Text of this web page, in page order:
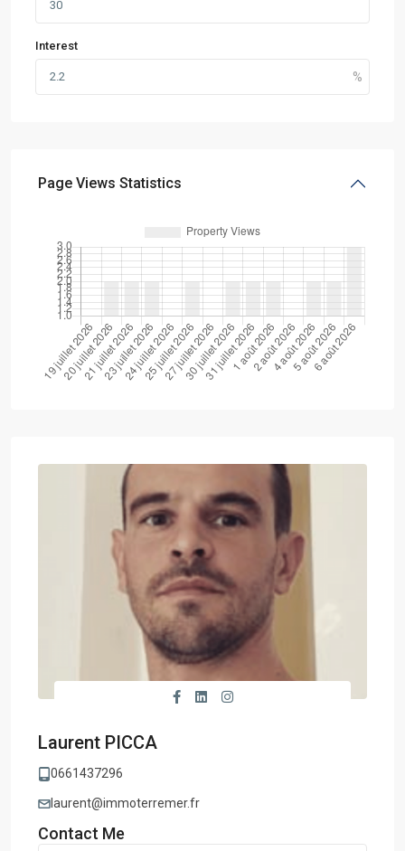
Interest
Page Views Statistics
Laurent PICCA
0661437296
laurent@immoterremer.fr
Contact Me